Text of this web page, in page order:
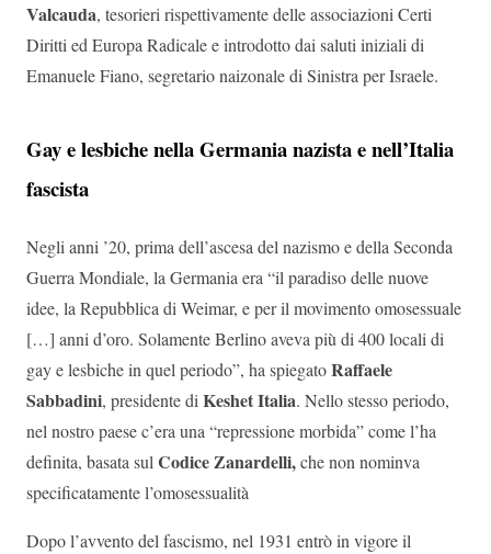
Valcauda, tesorieri rispettivamente delle associazioni Certi
Diritti ed Europa Radicale e introdotto dai saluti iniziali di
Emanuele Fiano, segretario naizonale di Sinistra per Israele.
Gay e lesbiche nella Germania nazista e nell’Italia
fascista
Negli anni ’20, prima dell’ascesa del nazismo e della Seconda
Guerra Mondiale, la Germania era “il paradiso delle nuove
idee, la Repubblica di Weimar, e per il movimento omosessuale
[…] anni d’oro. Solamente Berlino aveva più di 400 locali di
gay e lesbiche in quel periodo”, ha spiegatoRaffaele
Sabbadini, presidente diKeshet Italia. Nello stesso periodo,
nel nostro paese c’era una “repressione morbida” come l’ha
definita, basata sulCodice Zanardelli,che non nominva
specificatamente l’omosessualità
Dopo l’avvento del fascismo, nel 1931 entrò in vigore il